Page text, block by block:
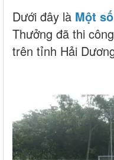
Dưới đây là Một
Thưởng đã thi
trên tỉnh Hải